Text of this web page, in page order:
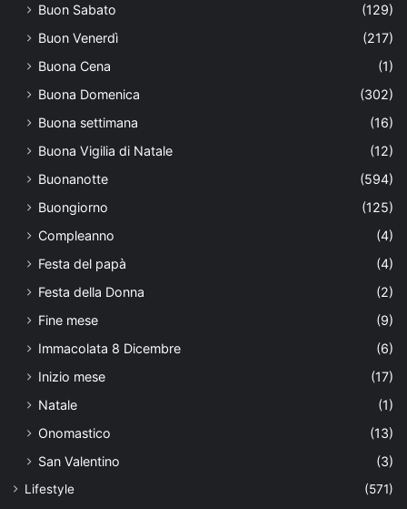
Buon Sabato
(129)
Buon Venerdì
(217)
Buona Cena
(1)
Buona Domenica
(302)
Buona settimana
(16)
Buona Vigilia di Natale
(12)
Buonanotte
(594)
Buongiorno
(125)
Compleanno
(4)
Festa del papà
(4)
Festa della Donna
(2)
Fine mese
(9)
Immacolata 8 Dicembre
(6)
Inizio mese
(17)
Natale
(1)
Onomastico
(13)
San Valentino
(3)
Lifestyle (571)